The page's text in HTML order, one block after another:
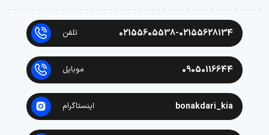
02155605538-02155628134 تلفن
09050116644 موبایل
bonakdari_kia اینستاگرام